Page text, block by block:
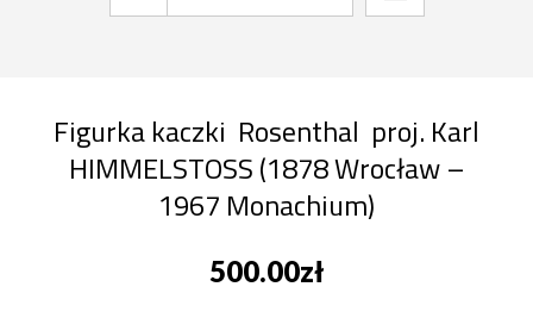
Figurka kaczki Rosenthal proj. Karl
HIMMELSTOSS (1878 Wrocław –
1967 Monachium)
500.00zł